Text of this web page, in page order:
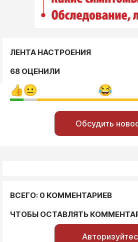
ЛЕНТА НАСТРОЕНИЯ
68 ОЦЕНИЛИ
Обсудить
ВСЕГО: 0 КОММЕНТАРИЕВ
ЧТОБЫ ОСТАВЛЯТЬ